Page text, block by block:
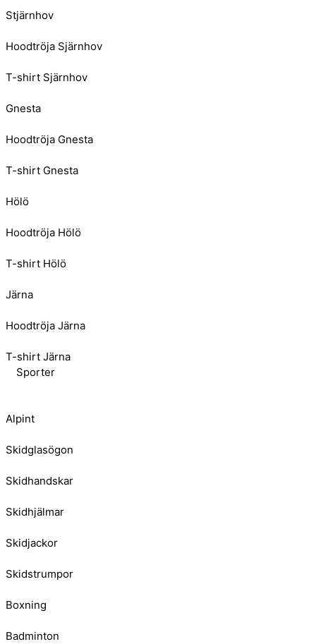
Stjärnhov
Hoodtröja Sjärnhov
T-shirt Sjärnhov
Gnesta
Hoodtröja Gnesta
T-shirt Gnesta
Hölö
Hoodtröja Hölö
T-shirt Hölö
Järna
Hoodtröja Järna
T-shirt Järna
Sporter
Alpint
Skidglasögon
Skidhandskar
Skidhjälmar
Skidjackor
Skidstrumpor
Boxning
Badminton